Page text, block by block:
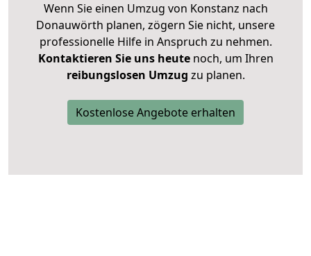
Wenn Sie einen Umzug von Konstanz nach
Donauwörth planen, zögern Sie nicht, unsere
professionelle Hilfe in Anspruch zu nehmen.
Kontaktieren Sie uns heutenoch, um Ihren
reibungslosen Umzug zu planen.
Kostenlose Angebote erhalten